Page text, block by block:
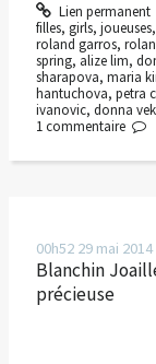
Lien permanent
filles, girls, joueuses,
roland garros,
spring, alize lim,
sharapova, maria
hantuchova, petra
ivanovic, donna
1 commentaire
00h52 29 mai 2014
Blanchin
précieuse